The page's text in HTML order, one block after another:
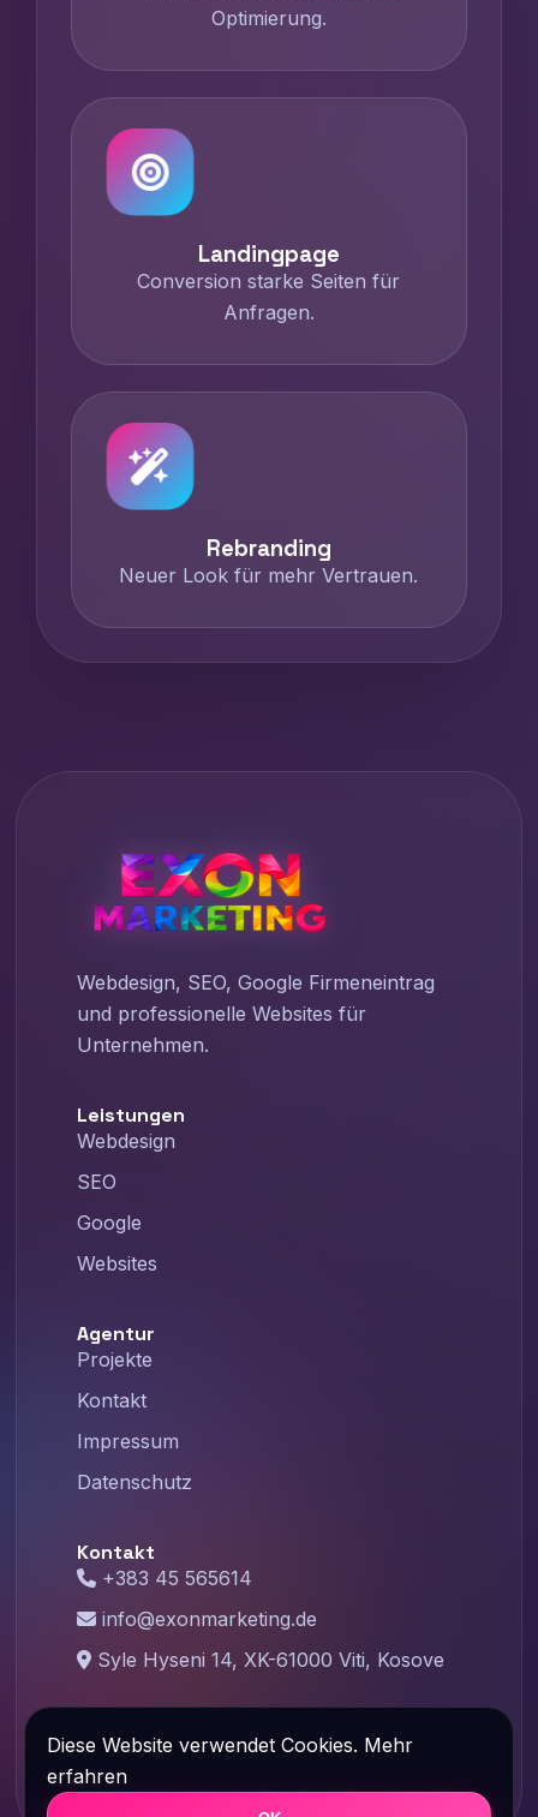
Optimierung.
Landingpage
Conversion starke Seiten für
Anfragen.
Rebranding
Neuer Look für mehr Vertrauen.
Webdesign, SEO, Google Firmeneintrag
und professionelle Websites für
Unternehmen.
Leistungen
Webdesign
SEO
Google
Websites
Agentur
Projekte
Kontakt
Impressum
Datenschutz
Kontakt
+383 45 565614
info@exonmarketing.de
Syle Hyseni 14, XK-61000 Viti, Kosove
©2026Exon Marketing – Designed with
Diese Website verwendet Cookies. Mehr
erfahren